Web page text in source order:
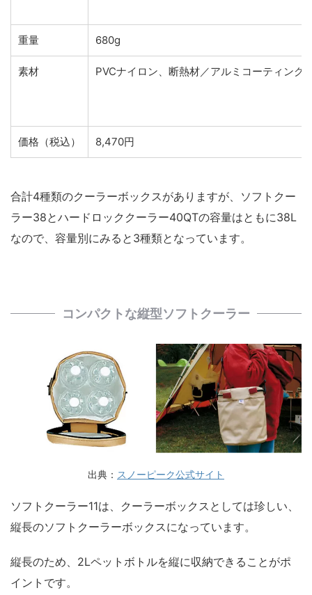
重量 680g
素材 PVCナイロン、断熱材／アルミコーティン
価格（税込） 8,470円
合計4種類のクーラーボックスがありますが、ソフトクー
ラー38とハードロッククーラー40QTの容量はともに38L
なので、容量別にみると3種類となっています。
コンパクトな縦型ソフトクーラー
出典： スノーピーク公式サイト
ソフトクーラー11は、クーラーボックスとしては珍しい、
縦長のソフトクーラーボックスになっています。
縦長のため、2Lペットボトルを縦に収納できることがポ
イントです。